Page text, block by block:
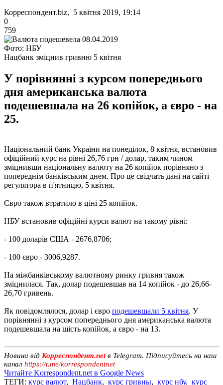
Корреспондент.biz, 5 квітня 2019, 19:14
0
759
Фото: НБУ
Нацбанк зміцнив гривню 5 квітня
У порівнянні з курсом попереднього
дня американська валюта
подешевшала на 26 копійок, а євро - на
25.
Національний банк України на понеділок, 8 квітня, встановив
офіційний курс на рівні 26,76 грн / долар, таким чином
зміцнивши національну валюту на 26 копійок порівняно з
попереднім банківським днем. Про це свідчать дані на сайті
регулятора в п'ятницю, 5 квітня.
Євро також втратило в ціні 25 копійок.
НБУ встановив офіційні курси валют на такому рівні:
- 100 доларів США - 2676,8706;
- 100 євро - 3006,9287.
На міжбанківському валютному ринку гривня також
зміцнилася. Так, долар подешевшав на 14 копійок - до 26,66-
26,70 гривень.
Як повідомлялося, долар і євро подешевшали 5 квітня. У
порівнянні з курсом попереднього дня американська валюта
подешевшала на шість копійок, а євро - на 13.
Новини від Корреспондент.netв Telegram. Підписуйтесь на наш
канал https://t.me/korrespondentnet
Читайте Korrespondent.net в Google News
ТЕГИ: курс валют, Нацбанк, курс гривны, курс нбу, курс